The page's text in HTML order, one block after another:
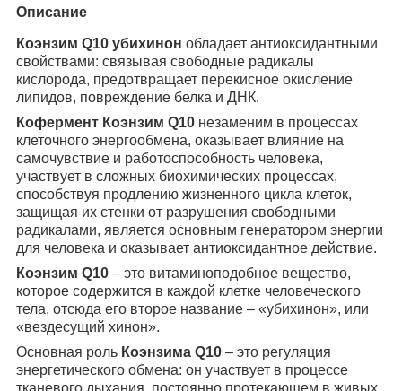
Описание
Коэнзим Q10 убихинон обладает антиоксидантными
свойствами: связывая свободные радикалы
кислорода, предотвращает перекисное окисление
липидов, повреждение белка и ДНК.
Кофермент Коэнзим Q10 незаменим в процессах
клеточного энергообмена, оказывает влияние на
самочувствие и работоспособность человека,
участвует в сложных биохимических процессах,
способствуя продлению жизненного цикла клеток,
защищая их стенки от разрушения свободными
радикалами, является основным генератором энергии
для человека и оказывает антиоксидантное действие.
Коэнзим Q10 – это витаминоподобное вещество,
которое содержится в каждой клетке человеческого
тела, отсюда его второе название – «убихинон», или
«вездесущий хинон».
Основная роль Коэнзима Q10 – это регуляция
энергетического обмена: он участвует в процессе
тканевого дыхания, постоянно протекающем в живых